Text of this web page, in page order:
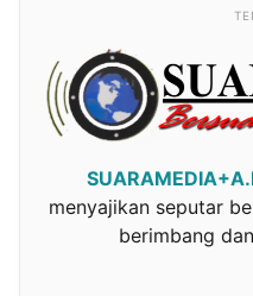
menyajikan seputar
berimbang